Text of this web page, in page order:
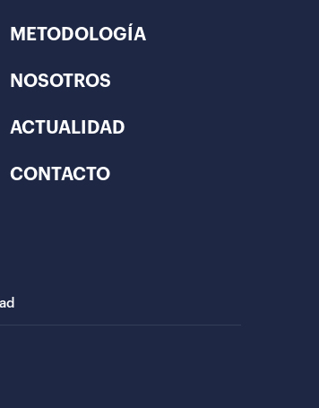
METODOLOGÍA
NOSOTROS
ACTUALIDAD
CONTACTO